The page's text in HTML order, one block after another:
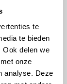
te
te bieden
Ook delen we
onze
analyse. Deze